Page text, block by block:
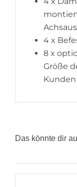
4 x
8 x
Größe
Das könnte dir